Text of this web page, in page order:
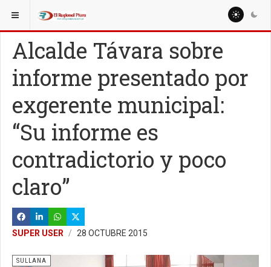
ESTÁ AQUÍ:
Alcalde Távara sobre
informe presentado por
exgerente municipal:
“Su informe es
contradictorio y poco
claro”
SUPER USER 28 OCTUBRE 2015
SULLANA